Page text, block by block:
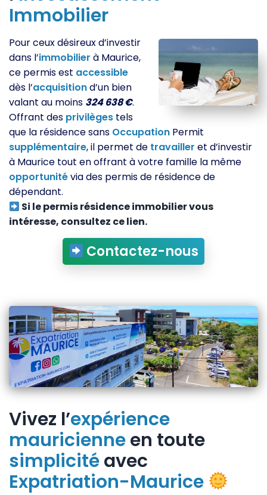
Immobilier
Pour ceux désireux d’investir
dans l’immobilier à Maurice,
ce permis est accessible
dès l’acquisitiond’un bien
valant au moins 324 638 €.
Offrant des privilèges tels
que la résidence sans Occupation Permit
supplémentaire, il permet de travailler et d’investir
à Maurice tout en offrant à votre famille la même
opportunitévia des permis de résidence de
dépendant.
Si le permis résidence immobilier vous
intéresse, consultez ce lien.
Contactez-nous
Vivez l’expérience
mauricienneen toute
simplicitéavec
Expatriation-Maurice